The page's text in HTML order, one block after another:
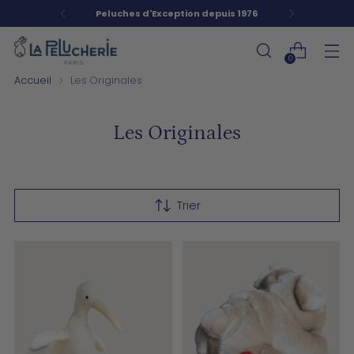
Peluches d'Exception depuis 1976
0
Accueil Les Originales
Les Originales
Trier